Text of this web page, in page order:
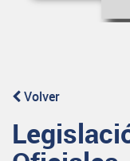
Volver